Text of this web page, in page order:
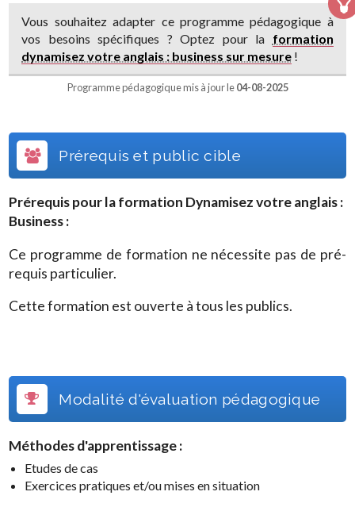
Vous souhaitez adapter ce programme pédagogique à
vos besoins spécifiques ? Optez pour la formation
dynamisez votre anglais : business sur mesure !
Programme pédagogique mis à jour le04-08-2025
Prérequis et public cible
Prérequis pour la formation Dynamisez votre anglais :
Business:
Ce programme de formation ne nécessite pas de pré-
requis particulier.
Cette formation est ouverte à tous les publics.
Modalité d'évaluation pédagogique
Méthodes d'apprentissage :
Etudes de cas
Exercices pratiques et/ou mises en situation